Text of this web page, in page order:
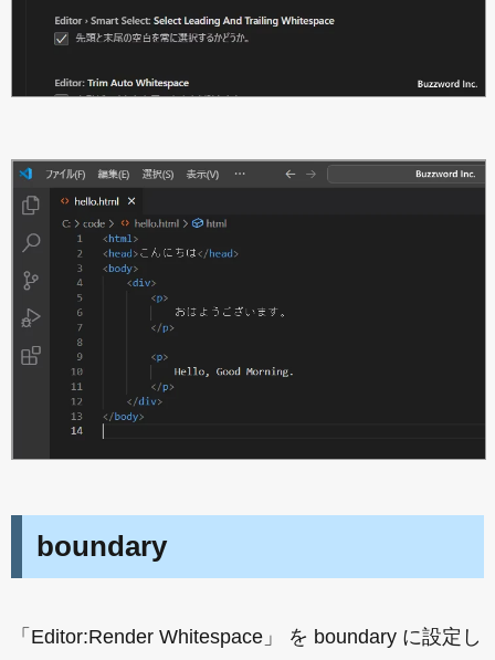
boundary
「Editor:Render Whitespace」 を boundary に設定し